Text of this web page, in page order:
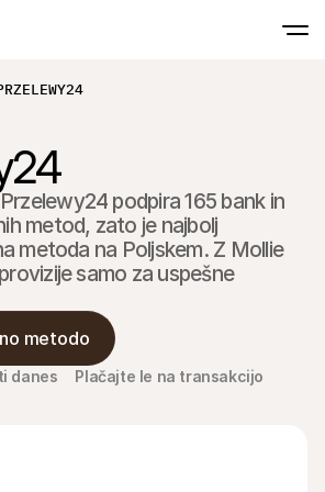
podpira 165 bank in
metod, zato je najbolj
metoda na Poljskem. Z Mollie
samo za uspešne
metodo
danes Plačajte le na transakcijo
Prisloni in Plačaj na IPhone
Sprejmite brezstična plačila neposredno
Izvedite več
plačila
Fizična plačila
Sprejemajte plačila s
napravami
Checkout
Ponudite Checkout,
Sprejemanje &
Preprečite goljufije
partnerskih agencij